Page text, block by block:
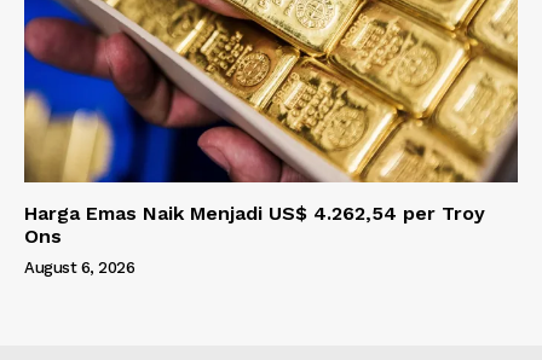
Harga Emas Naik Menjadi US$ 4.262,54 per Troy
Ons
August 6, 2026